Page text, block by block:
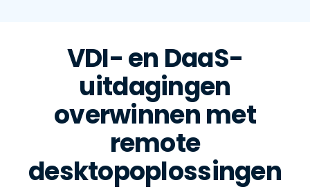
VDI- en DaaS-
uitdagingen
overwinnen met
remote
desktopoplossingen